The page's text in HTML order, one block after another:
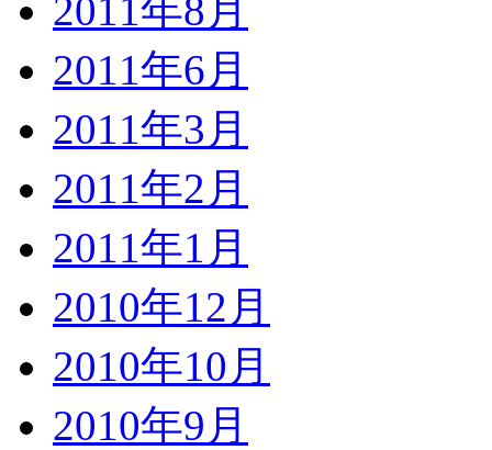
2011年8月
2011年6月
2011年3月
2011年2月
2011年1月
2010年12月
2010年10月
2010年9月